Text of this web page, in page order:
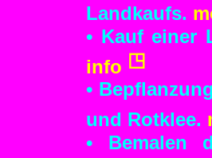
Landkaufs.
• Kauf einer
info
•
und Rotklee.
• Bemalen